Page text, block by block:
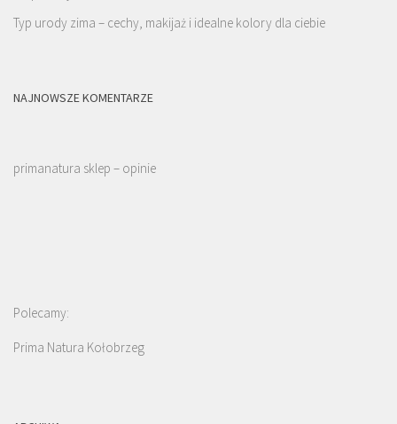
Typ urody zima – cechy, makijaż i idealne kolory dla ciebie
NAJNOWSZE KOMENTARZE
primanatura sklep – opinie
Polecamy:
Prima Natura Kołobrzeg